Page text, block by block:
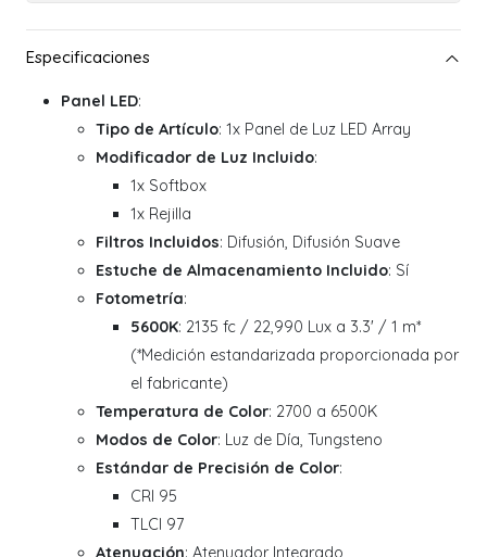
Panel LED:
Tipo de Artículo: 1x Panel de Luz LED Array
Modificador de Luz Incluido:
1x Softbox
1x Rejilla
Filtros Incluidos: Difusión, Difusión Suave
Estuche de Almacenamiento Incluido: Sí
Fotometría:
5600K: 2135 fc / 22,990 Lux a 3.3' / 1 m*
(*Medición estandarizada proporcionada por
el fabricante)
Temperatura de Color: 2700 a 6500K
Modos de Color: Luz de Día, Tungsteno
Estándar de Precisión de Color:
CRI 95
TLCI 97